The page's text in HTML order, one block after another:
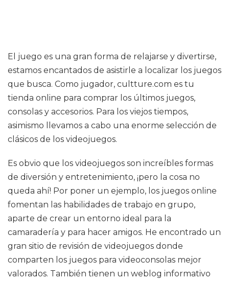
El juego es una gran forma de relajarse y divertirse,
estamos encantados de asistirle a localizar los juegos
que busca. Como jugador, cultture.com es tu
tienda online para comprar los últimos juegos,
consolas y accesorios. Para los viejos tiempos,
asimismo llevamos a cabo una enorme selección de
clásicos de los videojuegos.
Es obvio que los videojuegos son increíbles formas
de diversión y entretenimiento, ¡pero la cosa no
queda ahí! Por poner un ejemplo, los juegos online
fomentan las habilidades de trabajo en grupo,
aparte de crear un entorno ideal para la
camaradería y para hacer amigos. He encontrado un
gran sitio de revisión de videojuegos donde
comparten los juegos para videoconsolas mejor
valorados. También tienen un weblog informativo